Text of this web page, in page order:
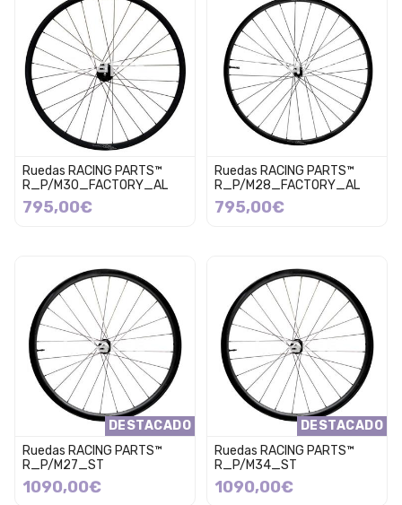
Ruedas RACING PARTS™
R_P/M30_FACTORY_AL
795,00€
Ruedas RACING PARTS™
R_P/M28_FACTORY_AL
795,00€
DESTACADO
Ruedas RACING PARTS™
R_P/M27_ST
1090,00€
DESTACADO
Ruedas RACING PARTS™
R_P/M34_ST
1090,00€